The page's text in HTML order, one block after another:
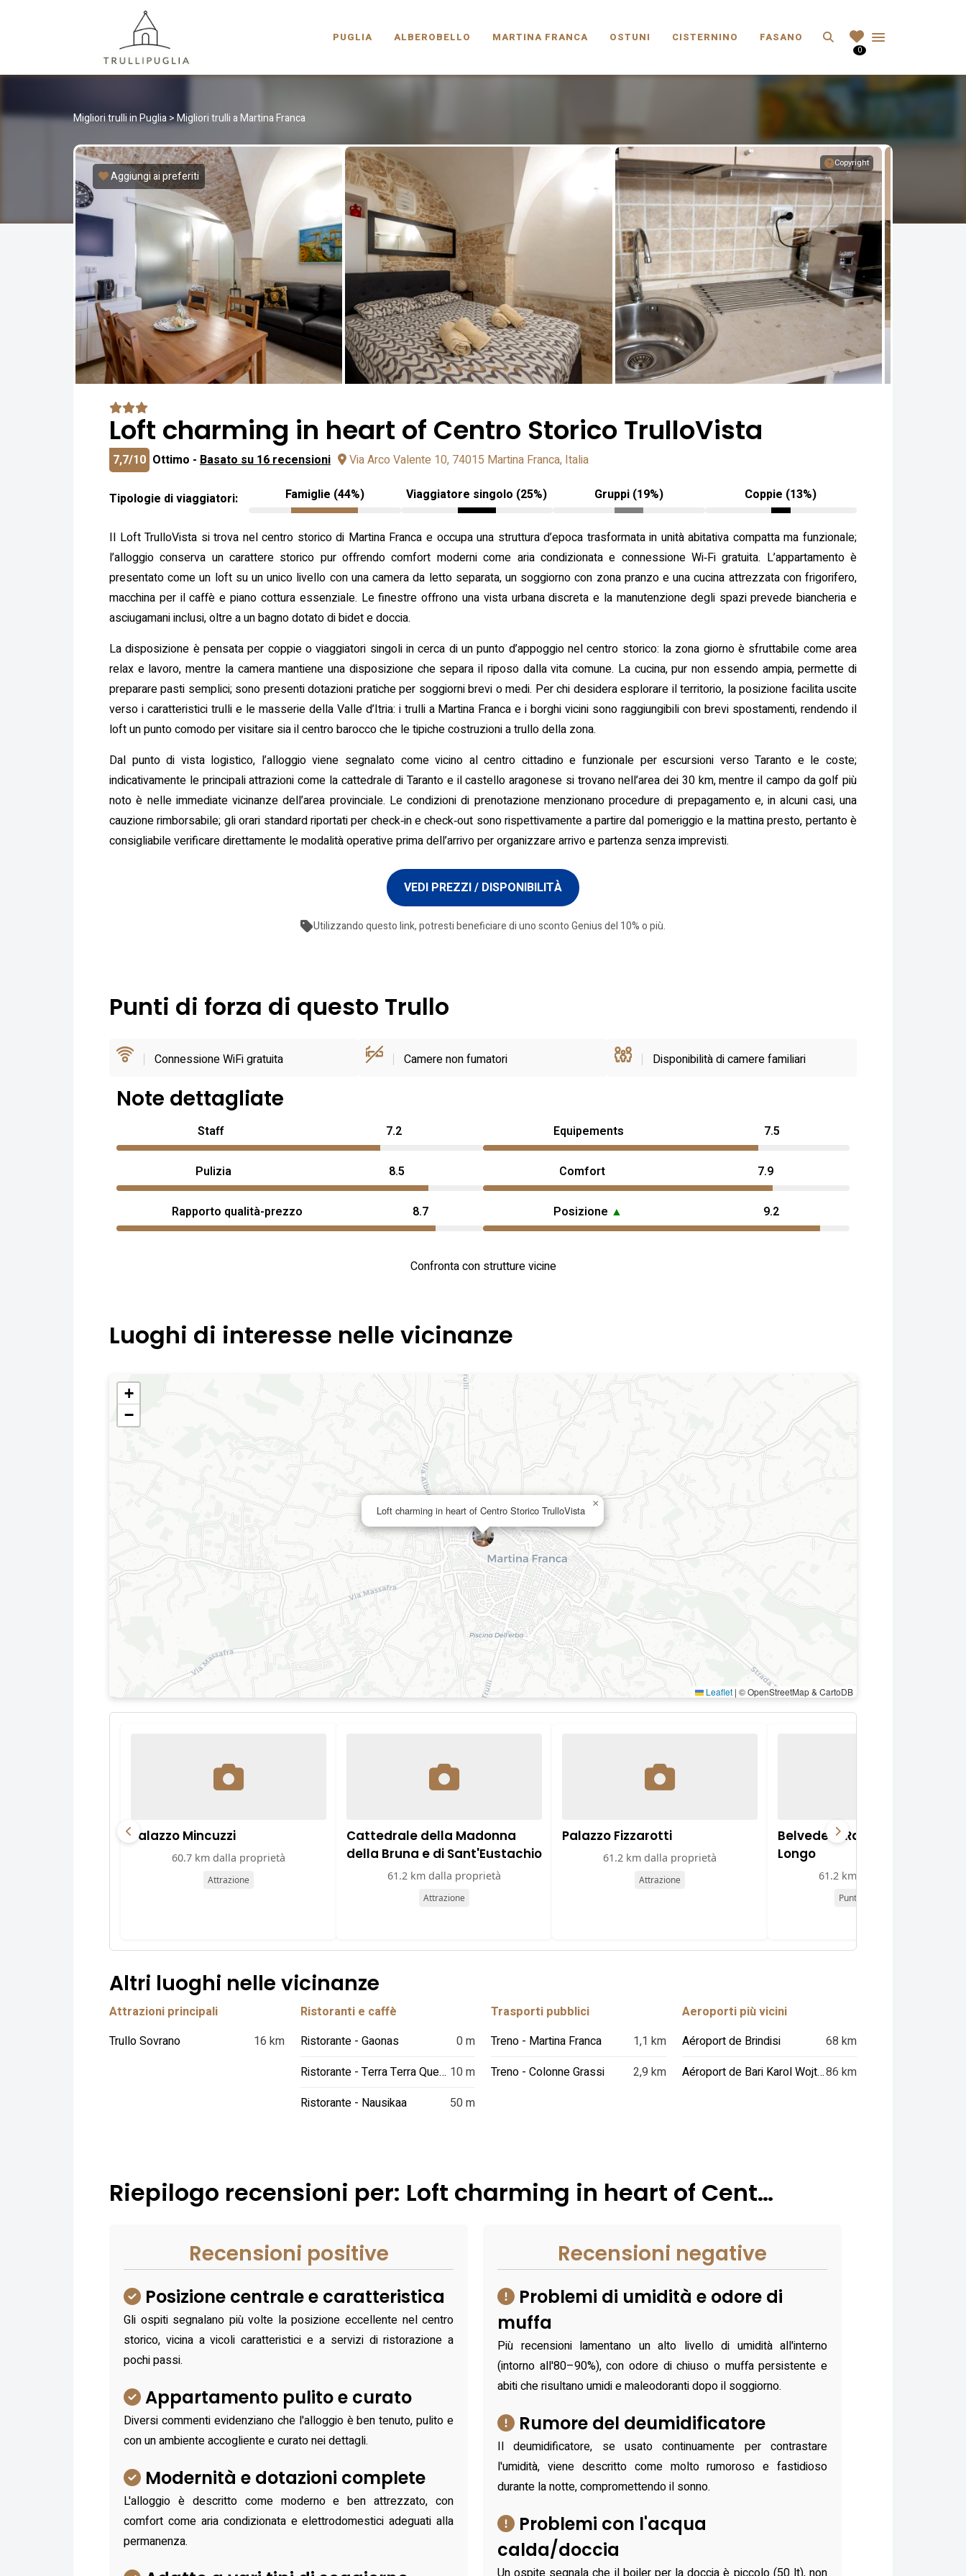
PUGLIA ALBEROBELLO MARTINA FRANCA OSTUNI CISTERNINO FASANO Search
0
Migliori trulli in Puglia>Migliori trulli a Martina Franca
Copyright
Aggiungi ai preferiti
Loft charming in heart of Centro Storico TrulloVista
7,7/10 Ottimo - Basato su 16 recensioni Via Arco Valente 10, 74015 Martina Franca, Italia
Tipologie di viaggiatori: Famiglie (44%) Viaggiatore singolo (25%) Gruppi (19%) Coppie (13%)
Il Loft TrulloVista si trova nel centro storico di Martina Franca e occupa una struttura d’epoca trasformata in unità abitativa compatta ma funzionale;
l’alloggio conserva un carattere storico pur offrendo comfort moderni come aria condizionata e connessione Wi‑Fi gratuita. L’appartamento è
presentato come un loft su un unico livello con una camera da letto separata, un soggiorno con zona pranzo e una cucina attrezzata con frigorifero,
macchina per il caffè e piano cottura essenziale. Le finestre offrono una vista urbana discreta e la manutenzione degli spazi prevede biancheria e
asciugamani inclusi, oltre a un bagno dotato di bidet e doccia.
La disposizione è pensata per coppie o viaggiatori singoli in cerca di un punto d’appoggio nel centro storico: la zona giorno è sfruttabile come area
relax e lavoro, mentre la camera mantiene una disposizione che separa il riposo dalla vita comune. La cucina, pur non essendo ampia, permette di
preparare pasti semplici; sono presenti dotazioni pratiche per soggiorni brevi o medi. Per chi desidera esplorare il territorio, la posizione facilita uscite
verso i caratteristici trulli e le masserie della Valle d’Itria: i trulli a Martina Franca e i borghi vicini sono raggiungibili con brevi spostamenti, rendendo il
loft un punto comodo per visitare sia il centro barocco che le tipiche costruzioni a trullo della zona.
Dal punto di vista logistico, l’alloggio viene segnalato come vicino al centro cittadino e funzionale per escursioni verso Taranto e le coste;
indicativamente le principali attrazioni come la cattedrale di Taranto e il castello aragonese si trovano nell’area dei 30 km, mentre il campo da golf più
noto è nelle immediate vicinanze dell’area provinciale. Le condizioni di prenotazione menzionano procedure di prepagamento e, in alcuni casi, una
cauzione rimborsabile; gli orari standard riportati per check‑in e check‑out sono rispettivamente a partire dal pomeriggio e la mattina presto, pertanto è
consigliabile verificare direttamente le modalità operative prima dell’arrivo per organizzare arrivo e partenza senza imprevisti.
VEDI PREZZI / DISPONIBILITÀ
Utilizzando questo link, potresti beneficiare di uno sconto Genius del 10% o più.
Punti di forza di questo Trullo
Connessione WiFi gratuita Camere non fumatori Disponibilità di camere familiari
Note dettagliate
Staff 7.2 Equipements 7.5
Pulizia 8.5 Comfort 7.9
Rapporto qualità-prezzo 8.7 Posizione ▲ 9.2
Confronta con strutture vicine
Luoghi di interesse nelle vicinanze
Loft charming in heart of Centro Storico TrulloVista
×
+
−
Leaflet | © OpenStreetMap & CartoDB
Palazzo Mincuzzi
60.7 km dalla proprietà
Attrazione
Cattedrale della Madonna
della Bruna e di Sant'Eustachio
61.2 km dalla proprietà
Attrazione
Palazzo Fizzarotti
61.2 km dalla proprietà
Attrazione
Belvedere Raffaele Giura
Longo
61.2 km dalla proprietà
Punto panoramico
Altri luoghi nelle vicinanze
Attrazioni principali
Trullo Sovrano
16 km
Ristoranti e caffè
Ristorante - Gaonas
0 m
Ristorante - Terra Terra Questione di Radici 10 m
Ristorante - Nausikaa
50 m
Trasporti pubblici
Treno - Martina Franca
1,1 km
Treno - Colonne Grassi
2,9 km
Aeroporti più vicini
Aéroport de Brindisi
68 km
Aéroport de Bari Karol Wojtyla86 km
Riepilogo recensioni per: Loft charming in heart of Cent…
Recensioni positive
Posizione centrale e caratteristica
Gli ospiti segnalano più volte la posizione eccellente nel centro
storico, vicina a vicoli caratteristici e a servizi di ristorazione a
pochi passi.
Appartamento pulito e curato
Diversi commenti evidenziano che l'alloggio è ben tenuto, pulito e
con un ambiente accogliente e curato nei dettagli.
Modernità e dotazioni complete
L'alloggio è descritto come moderno e ben attrezzato, con
comfort come aria condizionata e elettrodomestici adeguati alla
permanenza.
Recensioni negative
Problemi di umidità e odore di
muffa
Più recensioni lamentano un alto livello di umidità all'interno
(intorno all'80–90%), con odore di chiuso o muffa persistente e
abiti che risultano umidi e maleodoranti dopo il soggiorno.
Rumore del deumidificatore
Il deumidificatore, se usato continuamente per contrastare
l'umidità, viene descritto come molto rumoroso e fastidioso
durante la notte, compromettendo il sonno.
Problemi con l'acqua
calda/doccia